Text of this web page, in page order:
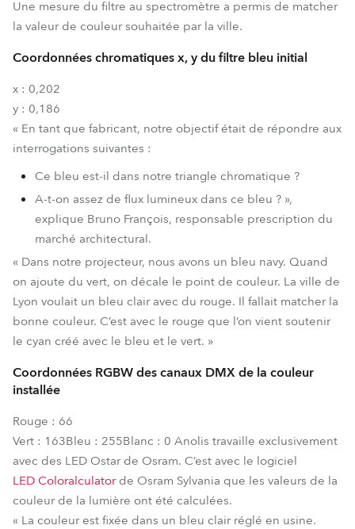
Une mesure du filtre au spectromètre a permis de matcher
la valeur de couleur souhaitée par la ville.
Coordonnées chromatiques x, y du filtre bleu initial
x : 0,202
y : 0,186
« En tant que fabricant, notre objectif était de répondre aux
interrogations suivantes :
Ce bleu est-il dans notre triangle chromatique ?
A-t-on assez de flux lumineux dans ce bleu ? »,
explique Bruno François, responsable prescription du
marché architectural.
« Dans notre projecteur, nous avons un bleu navy. Quand
on ajoute du vert, on décale le point de couleur. La ville de
Lyon voulait un bleu clair avec du rouge. Il fallait matcher la
bonne couleur. C’est avec le rouge que l’on vient soutenir
le cyan créé avec le bleu et le vert. »
Coordonnées RGBW des canaux DMX de la couleur
installée
Rouge : 66
Vert : 163Bleu : 255Blanc : 0 Anolis travaille exclusivement
avec des LED Ostar de Osram. C’est avec le logiciel
LED Coloralculatorde Osram Sylvania que les valeurs de la
couleur de la lumière ont été calculées.
« La couleur est fixée dans un bleu clair réglé en usine.